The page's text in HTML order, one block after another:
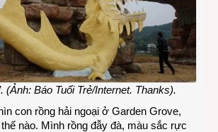
(Ảnh: Báo Tuổi Trẻ/Internet. Thanks).
con rồng hải ngoại ở Garden Grove,
nào. Mình rồng đẫy đà, màu sắc rực